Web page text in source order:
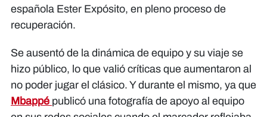
española Ester Expósito, en pleno proceso de
recuperación.
Se ausentó de la dinámica de equipo y su viaje se
hizo público, lo que valió críticas que aumentaron al
no poder jugar el clásico. Y durante el mismo, ya que
Mbappé publicó una fotografía de apoyo al equipo